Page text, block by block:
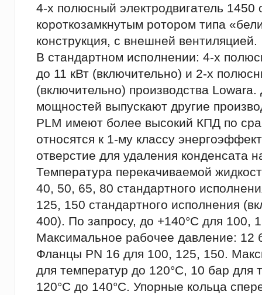
4-х полюсный электродвигатель 1450
короткозамкнутым ротором типа
конструкция, с внешней вентиляцией.
В стандартном исполнении: 4-х
до 11 кВт (включительно) и 2-х
(включительно) производства
мощностей выпускают другие
PLМ имеют более высокий КПД по
относятся к 1-му классу
отверстие для удаления конденсата
Температура перекачиваемой
40, 50, 65, 80 стандартного
125, 150 стандартного исполнения
400). По запросу, до +140°C для 100,
Максимальное рабочее давление: 12
Фланцы PN 16 для 100, 125, 150.
для температур до 120°C, 10 бар для
120°C до 140°C. Упорные кольца